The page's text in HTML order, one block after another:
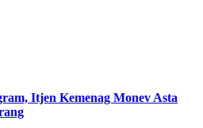
Itjen Kemenag Monev Asta